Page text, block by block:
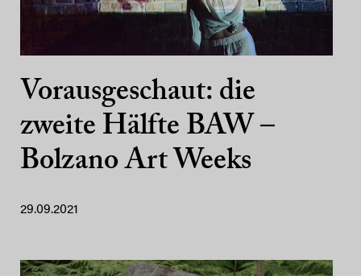
Vorausgeschaut: die
zweite Hälfte BAW –
Bolzano Art Weeks
29.09.2021